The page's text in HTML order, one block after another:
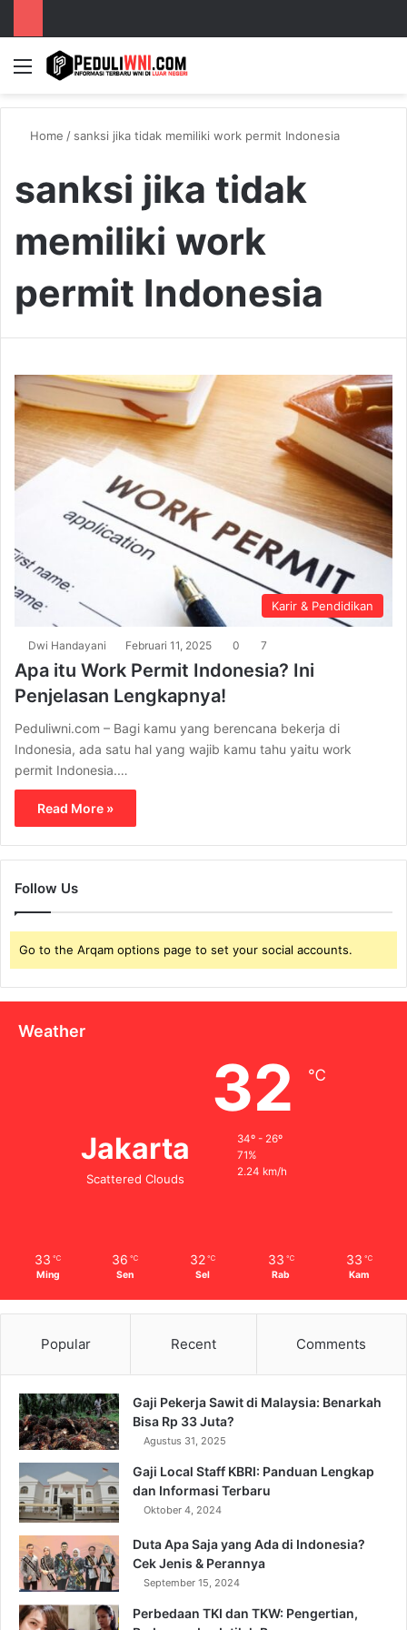
Menu
Home / sanksi jika tidak memiliki work permit Indonesia
sanksi jika tidak
memiliki work
permit Indonesia
Karir & Pendidikan
Dwi Handayani Februari 11, 2025 0 7
Apa itu Work Permit Indonesia? Ini
Penjelasan Lengkapnya!
Peduliwni.com – Bagi kamu yang berencana bekerja di
Indonesia, ada satu hal yang wajib kamu tahu yaitu work
permit Indonesia.…
Read More »
Follow Us
Go to the Arqam options page to set your social accounts.
Weather
Jakarta
Scattered Clouds
32 ℃
34º - 26º
71%
2.24 km/h
33 ℃
Ming
36 ℃
Sen
32 ℃
Sel
33 ℃
Rab
33 ℃
Kam
Popular Recent Comments
Gaji Pekerja Sawit di Malaysia: Benarkah
Bisa Rp 33 Juta?
Agustus 31, 2025
Gaji Local Staff KBRI: Panduan Lengkap
dan Informasi Terbaru
Oktober 4, 2024
Duta Apa Saja yang Ada di Indonesia?
Cek Jenis & Perannya
September 15, 2024
Perbedaan TKI dan TKW: Pengertian,